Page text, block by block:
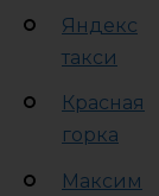
Яндекс
такси
Красная
горка
Максим